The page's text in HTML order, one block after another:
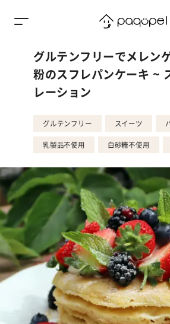
グルテンフリーでメレン
粉のスフレパンケーキ ~
レーション
グルテンフリー スイーツ
乳製品不使用 白砂糖不使用